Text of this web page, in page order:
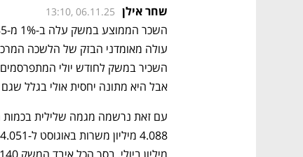
שחר אילן 13:10, 06.11.25
אבל היא מתונה יחסית אולי בגלל שגם